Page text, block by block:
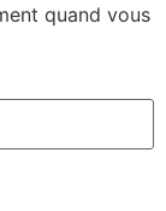
quand vous